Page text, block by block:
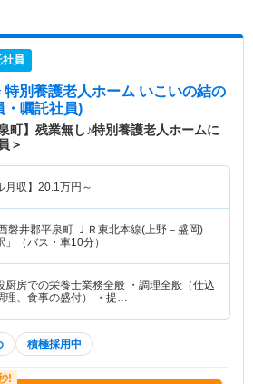
員
別養護老人ホーム いこいの結の
・嘱託社員)
町】残業無し♪特別養護老人ホームに
＞
月収】 20.1万円～
磐井郡平泉町 ＪＲ東北本線(上野－盛岡)
」（バス・車10分）
厨房での栄養士業務全般 ・調理全般（仕込
理、食事の盛付） ・提…
積極採用中